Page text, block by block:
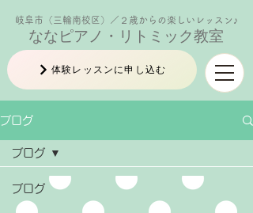
ななピアノ・リトミック教室
岐阜市（三輪南校区）／２歳からの楽しいレッスン♪
体験レッスンに申し込む
ブログ
ブログ
ブログ